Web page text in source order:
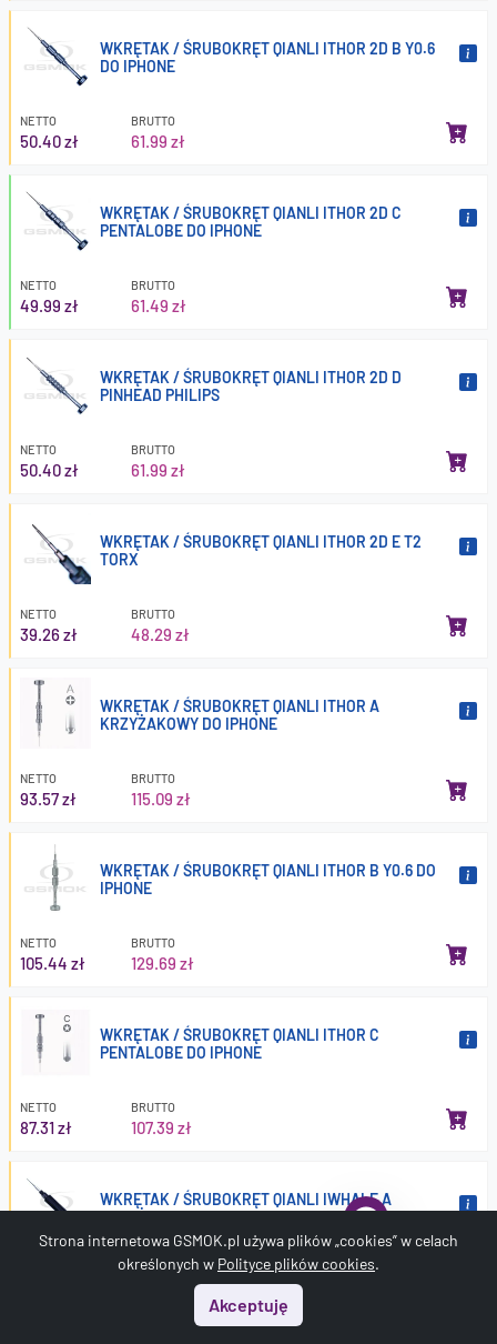
Szukaj
WKRĘTAK / ŚRUBOKRĘT QIANLI ITHOR 2D B Y0.6
DO IPHONE
NETTO
50.40 zł
BRUTTO
61.99 zł
WKRĘTAK / ŚRUBOKRĘT QIANLI ITHOR 2D C
PENTALOBE DO IPHONE
NETTO
49.99 zł
BRUTTO
61.49 zł
WKRĘTAK / ŚRUBOKRĘT QIANLI ITHOR 2D D
PINHEAD PHILIPS
NETTO
50.40 zł
BRUTTO
61.99 zł
WKRĘTAK / ŚRUBOKRĘT QIANLI ITHOR 2D E T2
TORX
NETTO
39.26 zł
BRUTTO
48.29 zł
WKRĘTAK / ŚRUBOKRĘT QIANLI ITHOR A
KRZYŻAKOWY DO IPHONE
NETTO
93.57 zł
BRUTTO
115.09 zł
WKRĘTAK / ŚRUBOKRĘT QIANLI ITHOR B Y0.6 DO
IPHONE
NETTO
105.44 zł
BRUTTO
129.69 zł
WKRĘTAK / ŚRUBOKRĘT QIANLI ITHOR C
PENTALOBE DO IPHONE
NETTO
87.31 zł
BRUTTO
107.39 zł
WKRĘTAK / ŚRUBOKRĘT QIANLI IWHALE A
KRZYŻAKOWY DO IPHONE
BRUTTO
Strona internetowa GSMOK.pl używa plików „cookies” w celach
określonych w Polityce plików cookies.
Akceptuję